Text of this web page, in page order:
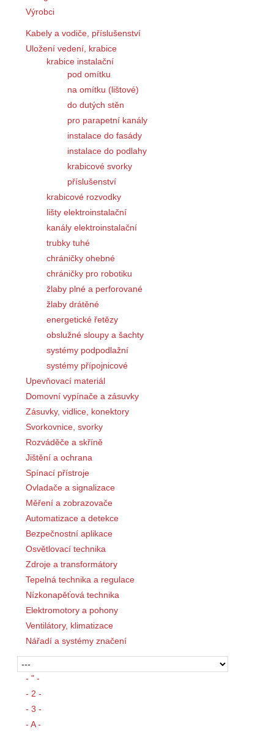
Výrobci
Kabely a vodiče, příslušenství
Uložení vedení, krabice
krabice instalační
pod omítku
na omítku (lištové)
do dutých stěn
pro parapetní kanály
instalace do fasády
instalace do podlahy
krabicové svorky
příslušenství
krabicové rozvodky
lišty elektroinstalační
kanály elektroinstalační
trubky tuhé
chráničky ohebné
chráničky pro robotiku
žlaby plné a perforované
žlaby drátěné
energetické řetězy
obslužné sloupy a šachty
systémy podpodlažní
systémy přípojnicové
Upevňovací materiál
Domovní vypínače a zásuvky
Zásuvky, vidlice, konektory
Svorkovnice, svorky
Rozváděče a skříně
Jištění a ochrana
Spínací přístroje
Ovladače a signalizace
Měření a zobrazovače
Automatizace a detekce
Bezpečnostní aplikace
Osvětlovací technika
Zdroje a transformátory
Tepelná technika a regulace
Nízkonapěťová technika
Elektromotory a pohony
Ventilátory, klimatizace
Nářadí a systémy značení
- " -
- 2 -
- 3 -
- A -